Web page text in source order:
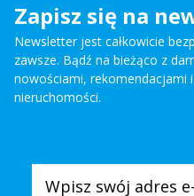
Zapisz się na
Newsletter jest całkowicie
zawsze. Bądź na bieżąco z
nowościami, rekomendacjami
nieruchomości.